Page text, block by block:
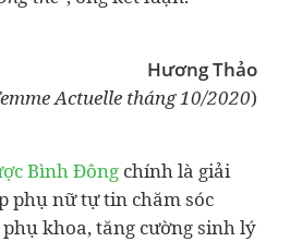
Hương Thảo
Actuelle tháng 10/2020)
Bình Đông chính là giải
phụ nữ tự tin chăm sóc
khoa, tăng cường sinh lý